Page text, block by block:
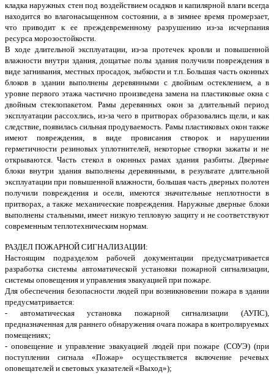
кладка наружных стен под воздействием осадков и капилярной влаги всегда
находится во влагонасыщенном состоянии, а в зимнее время промерзает,
что приводит к ее преждевременному разрушению из-за исчерпания
ресурса морозостойкости.
В ходе длительной эксплуатации, из-за протечек кровли и повышенной
влажности внутри здания, дощатые полы здания получили повреждения в
виде загнивания, местных просадок, зыбкости и т.п. Большая часть оконных
блоков в здании выполнены деревянными с двойным остеклением, а в
уровне первого этажа частично произведена замена на пластиковые окна с
двойным стеклопакетом. Рамы деревянных окон за длительный период
эксплуатации рассохлись, из-за чего в притворах образовались щели, и как
следствие, появилась сильная продуваемость. Рамы пластиковых окон также
имеют повреждения, в виде провисания створок и нарушении
герметичности резиновых уплотнителей, некоторые створки зажаты и не
открываются. Часть стекол в оконных рамах здания разбиты. Дверные
блоки внутри здания выполнены деревянными, в результате длительной
эксплуатации при повышенной влажности, большая часть дверных полотен
получили повреждения и осели, имеются значительные неплотности в
притворах, а также механические повреждения. Наружные дверные блоки
выполнены стальными, имеет низкую тепловую защиту и не соответствуют
современным теплотехническим нормам.
РАЗДЕЛ ПОЖАРНОЙ СИГНАЛИЗАЦИИ:
Настоящим подразделом рабочей документации предусматривается
разработка системы автоматической установки пожарной сигнализации,
системы оповещения и управления эвакуацией при пожаре.
Для обеспечения безопасности людей при возникновении пожара в здании
предусматривается:
- автоматическая установка пожарной сигнализации (АУПС),
предназначенная для раннего обнаружения очага пожара в контролируемых
помещениях;
- оповещение и управление эвакуацией людей при пожаре (СОУЭ) (при
поступлении сигнала «Пожар» осуществляется включение речевых
оповещателей и световых указателей «Выход»);